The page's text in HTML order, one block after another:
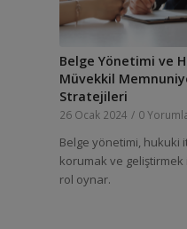
Belge Yönetimi ve
Müvekkil
Stratejileri
26 Ocak 2024 / 0
Belge yönetimi, hukuki
korumak ve
rol oynar.